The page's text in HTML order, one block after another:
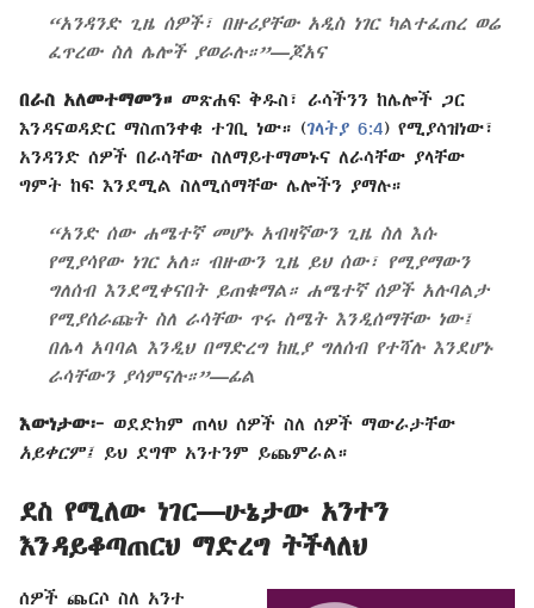
“አንዳንድ ጊዜ ሰዎች፣ በዙሪያቸው አዲስ ነገር ካልተፈጠረ ወሬ
ፈጥረው ስለ ሌሎች ያወራሉ።”​—ጆአና
በራስ አለመተማመን። መጽሐፍ ቅዱስ፣ ራሳችንን ከሌሎች ጋር
እንዳናወዳድር ማስጠንቀቁ ተገቢ ነው። (ገላትያ 6:4) የሚያሳዝነው፣
አንዳንድ ሰዎች በራሳቸው ስለማይተማመኑና ለራሳቸው ያላቸው
ግምት ከፍ እንደሚል ስለሚሰማቸው ሌሎችን ያማሉ።
“አንድ ሰው ሐሜተኛ መሆኑ አብዛኛውን ጊዜ ስለ እሱ
የሚያሳየው ነገር አለ። ብዙውን ጊዜ ይህ ሰው፣ የሚያማውን
ግለሰብ እንደሚቀናበት ይጠቁማል። ሐሜተኛ ሰዎች አሉባልታ
የሚያሰራጩት ስለ ራሳቸው ጥሩ ስሜት እንዲሰማቸው ነው፤
በሌላ አባባል እንዲህ በማድረግ ከዚያ ግለሰብ የተሻሉ እንደሆኑ
ራሳቸውን ያሳምናሉ።”​—ፊል
እውነታው፦ ወደድክም ጠላህ ሰዎች ስለ ሰዎች ማውራታቸው
አይቀርም፤ ይህ ደግሞ አንተንም ይጨምራል።
ደስ የሚለው ነገር​—ሁኔታው አንተን
እንዳይቆጣጠርህ ማድረግ ትችላለህ
ሰዎች ጨርሶ ስለ አንተ